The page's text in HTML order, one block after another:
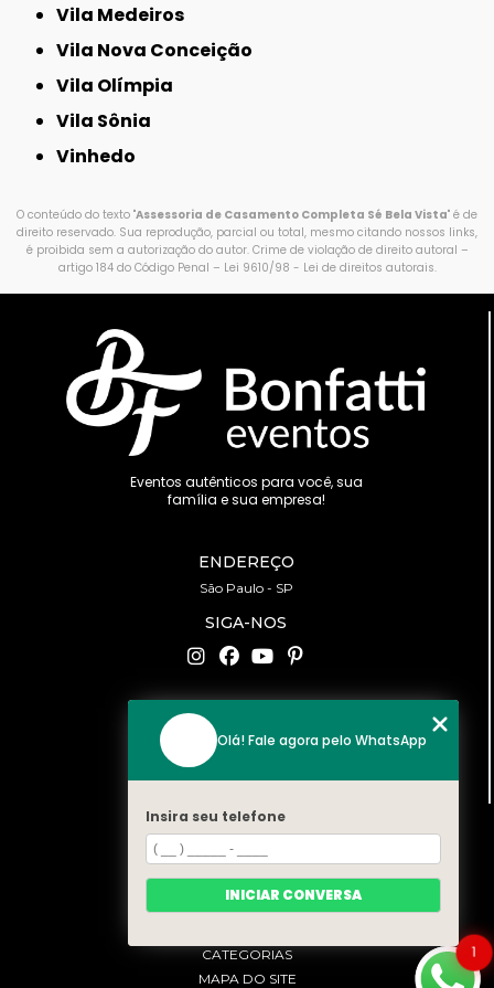
Vila Medeiros
Vila Nova Conceição
Vila Olímpia
Vila Sônia
Vinhedo
O conteúdo do texto "Assessoria de Casamento Completa Sé Bela Vista" é de
direito reservado. Sua reprodução, parcial ou total, mesmo citando nossos links,
é proibida sem a autorização do autor. Crime de violação de direito autoral –
artigo 184 do Código Penal – Lei 9610/98 - Lei de direitos autorais.
Eventos autênticos para você, sua
família e sua empresa!
ENDEREÇO
São Paulo - SP
SIGA-NOS
CONTATO
(11) 94519-2422
contato@bonfattieventos.com.br
MENU
HOME
A BONFATTI
CATEGORIAS
MAPA DO SITE
1
Olá! Fale agora pelo WhatsApp
Insira seu telefone
INICIAR CONVERSA